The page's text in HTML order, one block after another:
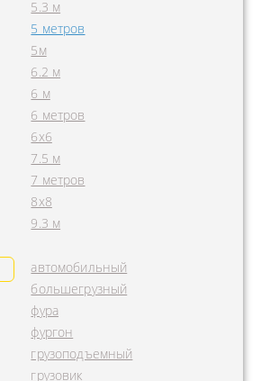
5.3 м
5 метров
5м
6.2 м
6 м
6 метров
6х6
7.5 м
7 метров
8х8
9.3 м
автомобильный
большегрузный
фура
фургон
грузоподъемный
грузовик